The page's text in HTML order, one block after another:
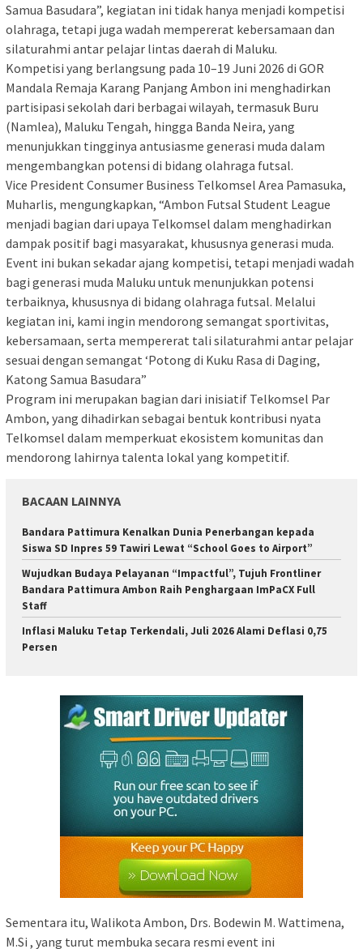
Samua Basudara”, kegiatan ini tidak hanya menjadi kompetisi
olahraga, tetapi juga wadah mempererat kebersamaan dan
silaturahmi antar pelajar lintas daerah di Maluku.
Kompetisi yang berlangsung pada 10–19 Juni 2026 di GOR
Mandala Remaja Karang Panjang Ambon ini menghadirkan
partisipasi sekolah dari berbagai wilayah, termasuk Buru
(Namlea), Maluku Tengah, hingga Banda Neira, yang
menunjukkan tingginya antusiasme generasi muda dalam
mengembangkan potensi di bidang olahraga futsal.
Vice President Consumer Business Telkomsel Area Pamasuka,
Muharlis, mengungkapkan, “Ambon Futsal Student League
menjadi bagian dari upaya Telkomsel dalam menghadirkan
dampak positif bagi masyarakat, khususnya generasi muda.
Event ini bukan sekadar ajang kompetisi, tetapi menjadi wadah
bagi generasi muda Maluku untuk menunjukkan potensi
terbaiknya, khususnya di bidang olahraga futsal. Melalui
kegiatan ini, kami ingin mendorong semangat sportivitas,
kebersamaan, serta mempererat tali silaturahmi antar pelajar
sesuai dengan semangat ‘Potong di Kuku Rasa di Daging,
Katong Samua Basudara”
Program ini merupakan bagian dari inisiatif Telkomsel Par
Ambon, yang dihadirkan sebagai bentuk kontribusi nyata
Telkomsel dalam memperkuat ekosistem komunitas dan
mendorong lahirnya talenta lokal yang kompetitif.
BACAAN LAINNYA
Bandara Pattimura Kenalkan Dunia Penerbangan kepada
Siswa SD Inpres 59 Tawiri Lewat “School Goes to Airport”
Wujudkan Budaya Pelayanan “Impactful”, Tujuh Frontliner
Bandara Pattimura Ambon Raih Penghargaan ImPaCX Full
Staff
Inflasi Maluku Tetap Terkendali, Juli 2026 Alami Deflasi 0,75
Persen
Sementara itu, Walikota Ambon, Drs. Bodewin M. Wattimena,
M.Si , yang turut membuka secara resmi event ini